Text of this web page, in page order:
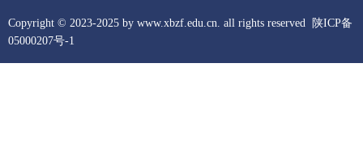
Copyright © 2023-2025 by www.xbzf.edu.cn. all rights reserved
陕ICP备
05000207号-1